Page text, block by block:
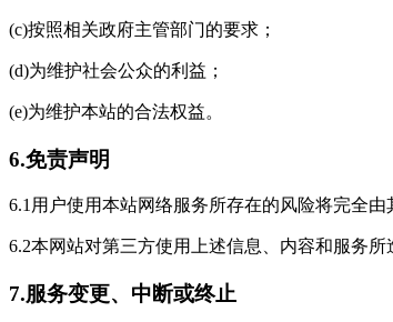
(c)按照相关政府主管部门的要求；
(d)为维护社会公众的利益；
(e)为维护本站的合法权益。
6.免责声明
6.1用户使用本站网络服务所存在的风险将完全由
6.2本网站对第三方使用上述信息、内容和服务
7.服务变更、中断或终止